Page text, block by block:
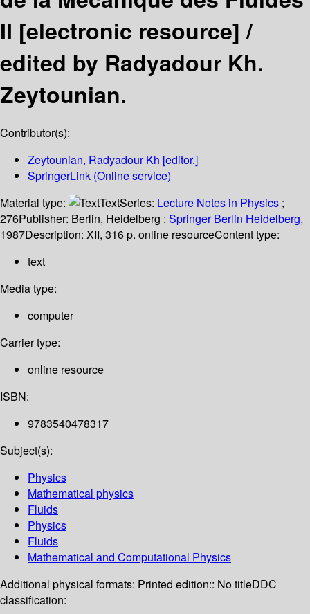
II [electronic resource] /
edited by Radyadour Kh.
Zeytounian.
Contributor(s):
Zeytounian, Radyadour Kh [editor.]
SpringerLink (Online service)
Material type:
TextSeries: Lecture Notes in Physics ;
276Publisher: Berlin, Heidelberg : Springer Berlin Heidelberg,
1987Description: XII, 316 p. online resourceContent type:
text
Media type:
computer
Carrier type:
online resource
ISBN:
9783540478317
Subject(s):
Physics
Mathematical physics
Fluids
Physics
Fluids
Mathematical and Computational Physics
Additional physical formats: Printed edition:: No titleDDC
classification: